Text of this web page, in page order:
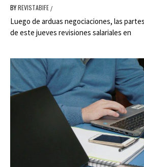
BYREVISTABIFE /
Luego de arduas negociaciones, las
de este jueves revisiones salariales en